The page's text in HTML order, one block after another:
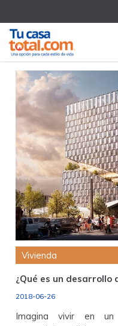
Vivienda
¿Qué es un desarrollo
2018-06-26
Imagina vivir en